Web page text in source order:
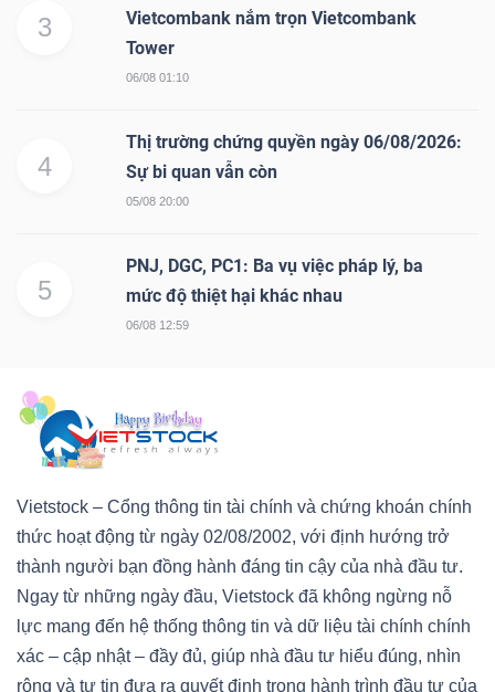
3
Vietcombank nắm trọn Vietcombank
Tower
06/08 01:10
4
Thị trường chứng quyền ngày 06/08/2026:
Sự bi quan vẫn còn
05/08 20:00
5
PNJ, DGC, PC1: Ba vụ việc pháp lý, ba
mức độ thiệt hại khác nhau
06/08 12:59
Vietstock – Cổng thông tin tài chính và chứng khoán chính
thức hoạt động từ ngày 02/08/2002, với định hướng trở
thành người bạn đồng hành đáng tin cậy của nhà đầu tư.
Ngay từ những ngày đầu, Vietstock đã không ngừng nỗ
lực mang đến hệ thống thông tin và dữ liệu tài chính chính
xác – cập nhật – đầy đủ, giúp nhà đầu tư hiểu đúng, nhìn
rộng và tự tin đưa ra quyết định trong hành trình đầu tư của